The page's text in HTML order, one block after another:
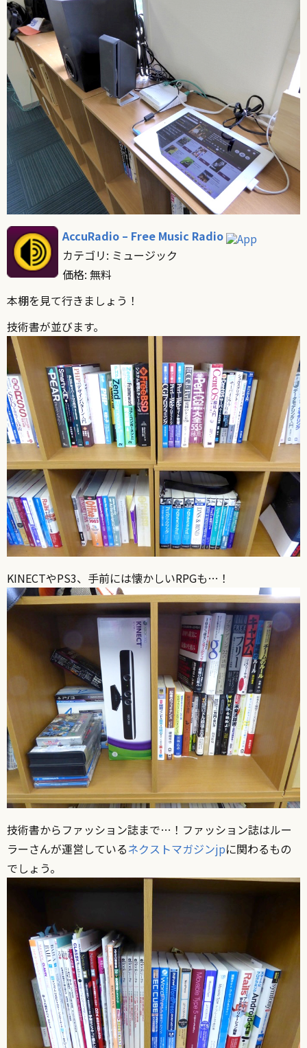
AccuRadio – Free Music Radio
カテゴリ: ミュージック
価格: 無料
本棚を見て行きましょう！
技術書が並びます。
KINECTやPS3、手前には懐かしいRPGも…！
技術書からファッション誌まで…！ファッション誌はルー
ラーさんが運営しているネクストマガジンjpに関わるもの
でしょう。